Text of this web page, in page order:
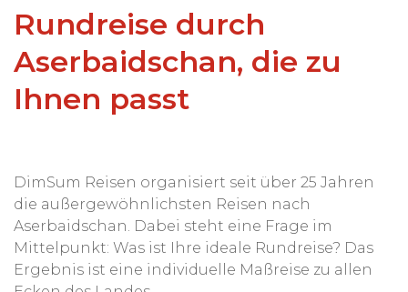
Rundreise durch
Aserbaidschan, die zu
Ihnen passt
DimSum Reisen organisiert seit über 25 Jahren
die außergewöhnlichsten Reisen nach
Aserbaidschan. Dabei steht eine Frage im
Mittelpunkt: Was ist Ihre ideale Rundreise? Das
Ergebnis ist eine individuelle Maßreise zu allen